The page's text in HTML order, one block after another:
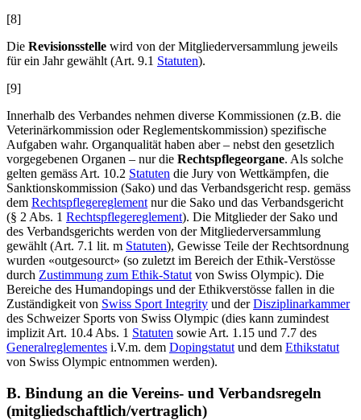
[8]
Die Revisionsstelle wird von der Mitgliederversammlung jeweils
für ein Jahr gewählt (Art. 9.1 Statuten).
[9]
Innerhalb des Verbandes nehmen diverse Kommissionen (z.B. die
Veterinärkommission oder Reglementskommission) spezifische
Aufgaben wahr. Organqualität haben aber – nebst den gesetzlich
vorgegebenen Organen – nur die Rechtspflegeorgane. Als solche
gelten gemäss Art. 10.2 Statuten die Jury von Wettkämpfen, die
Sanktionskommission (Sako) und das Verbandsgericht resp. gemäss
dem Rechtspflegereglement nur die Sako und das Verbandsgericht
(§ 2 Abs. 1 Rechtspflegereglement). Die Mitglieder der Sako und
des Verbandsgerichts werden von der Mitgliederversammlung
gewählt (Art. 7.1 lit. m Statuten), Gewisse Teile der Rechtsordnung
wurden «outgesourct» (so zuletzt im Bereich der Ethik-Verstösse
durch Zustimmung zum Ethik-Statut von Swiss Olympic). Die
Bereiche des Humandopings und der Ethikverstösse fallen in die
Zuständigkeit von Swiss Sport Integrity und derDisziplinarkammer
des Schweizer Sports von Swiss Olympic (dies kann zumindest
implizit Art. 10.4 Abs. 1 Statuten sowie Art. 1.15 und 7.7 des
Generalreglementes i.V.m. dem Dopingstatut und dem Ethikstatut
von Swiss Olympic entnommen werden).
B. Bindung an die Vereins- und Verbandsregeln
(mitgliedschaftlich/vertraglich)